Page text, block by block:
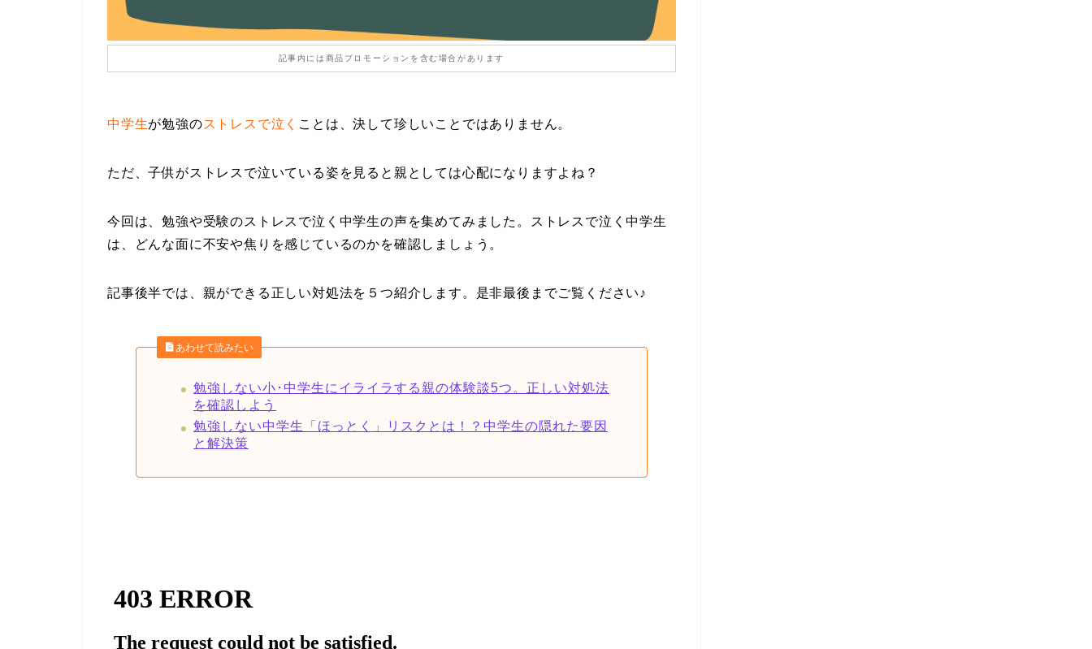
記事内には商品プロモーションを含む場合があります
中学生が勉強のストレスで泣く ことは、決して珍しいことではありません。
ただ、子供がストレスで泣いている姿を見ると親としては心配になりますよね？
今回は、勉強や受験のストレスで泣く中学生の声を集めてみました。ストレスで泣く中学生
は、どんな面に不安や焦りを感じているのかを確認しましょう。
記事後半では、親ができる正しい対処法を５つ紹介します。是非最後までご覧ください♪
あわせて読みたい
勉強しない小･中学生にイライラする親の体験談5つ。正しい対処法
を確認しよう
勉強しない中学生「ほっとく」リスクとは！？中学生の隠れた要因
と解決策